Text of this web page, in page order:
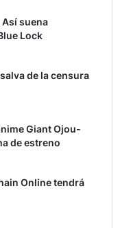
suena
Lock
de la censura
Giant Ojou-
de estreno
Online tendrá